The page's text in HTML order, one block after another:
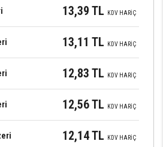
13,39 TL KDV HARİÇ
13,11 TL KDV HARİÇ
12,83 TL KDV HARİÇ
12,56 TL KDV HARİÇ
12,14 TL KDV HARİÇ